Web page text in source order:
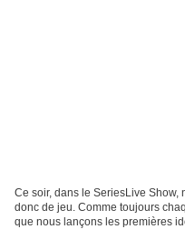
Ce soir, dans le SeriesLive
donc de jeu. Comme toujours
que nous lançons les premières